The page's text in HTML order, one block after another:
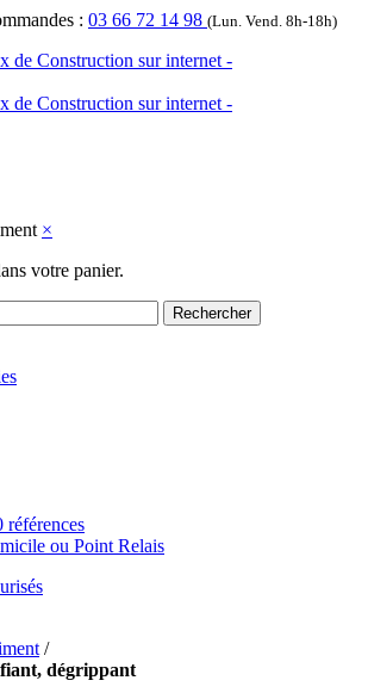
: 03 66 72 14 98 (Lun. Vend. 8h-18h)
×
votre panier.
Rechercher
références
ou Point Relais
/
dégrippant